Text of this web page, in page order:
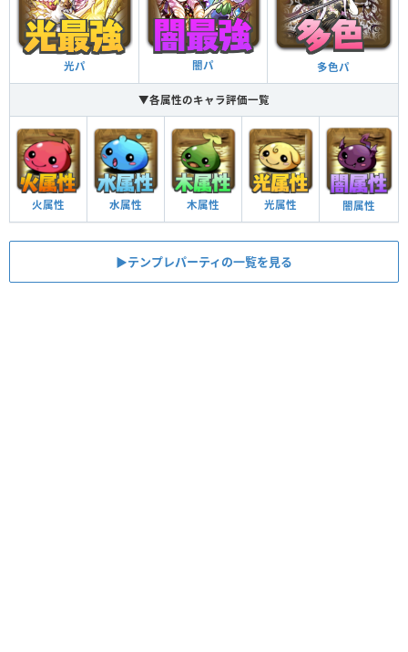
光パ 闇パ 多色パ
▼各属性のキャラ評価一覧
火属性 水属性 木属性 光属性 闇属性
▶︎テンプレパーティの一覧を見る